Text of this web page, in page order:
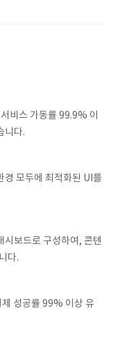
비스 가동률 99.9% 이
니다.
경 모두에 최적화된 UI를
시보드로 구성하여, 콘텐
다.
성공률 99% 이상 유